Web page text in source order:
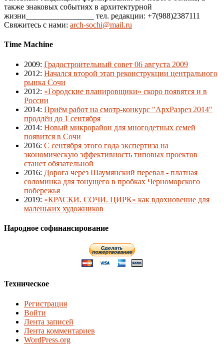
также знаковых событиях в архитектурной
жизни_________________ тел. редакции: +7(988)2387111
Свяжитесь с нами: arch-sochi@mail.ru
Time Machine
2009: Градостроительный совет 06 августа 2009
2012: Начался второй этап реконструкции центрального
рынка Сочи
2012: «Городские планировщики» скоро появятся и в
России
2014: Приём работ на смотр-конкурс "АрхРазрез 2014"
продлён до 1 сентября
2014: Новый микрорайон для многодетных семей
появится в Сочи
2016: С сентября этого года экспертиза на
экономическую эффективность типовых проектов
станет обязательной
2016: Дорога через Шаумянский перевал - платная
соломинка для тонущего в пробках Черноморского
побережья
2019: «КРАСКИ. СОЧИ. ЦИРК» как вдохновение для
маленьких художников
Народное софинансирование
Техническое
Регистрация
Войти
Лента записей
Лента комментариев
WordPress.org